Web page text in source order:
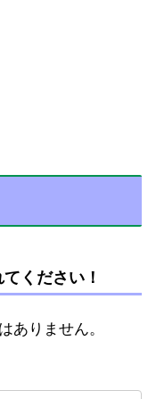
ください！
ありません。